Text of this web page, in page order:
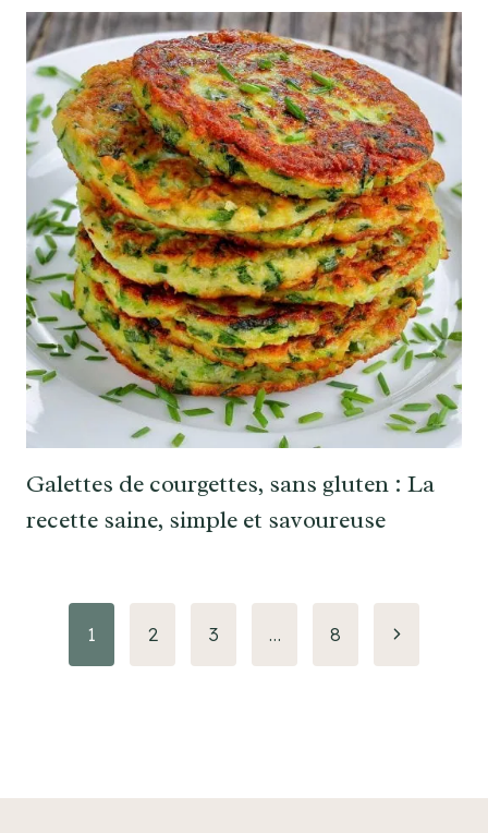
Galettes de courgettes, sans gluten : La
recette saine, simple et savoureuse
Navigation
1 2 3 … 8
Page